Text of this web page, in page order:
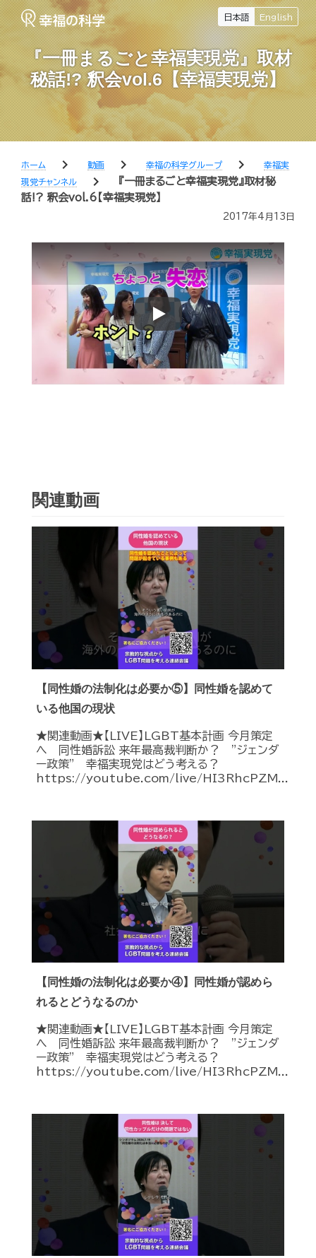
日本語 English
『一冊まるごと幸福実現党』取材
秘話!? 釈会vol.6【幸福実現党】
ホーム chevron_right 動画 chevron_right 幸福の科学グループ chevron_right
幸福実
現党チャンネル
chevron_right
『一冊まるごと幸福実現党』取材秘
話!? 釈会vol.6【幸福実現党】
2017年4月13日
Play
関連動画
【同性婚の法制化は必要か⑤】同性婚を認めて
いる他国の現状
★関連動画★【LIVE】LGBT基本計画 今月策定
へ 同性婚訴訟 来年最高裁判断か？ ”ジェンダ
ー政策” 幸福実現党はどう考える？
https://youtube.com/live/HI3RhcPZM...
【同性婚の法制化は必要か④】同性婚が認めら
れるとどうなるのか
★関連動画★【LIVE】LGBT基本計画 今月策定
へ 同性婚訴訟 来年最高裁判断か？ ”ジェンダ
ー政策” 幸福実現党はどう考える？
https://youtube.com/live/HI3RhcPZM...